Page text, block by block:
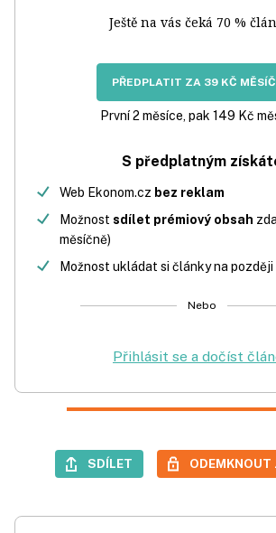
Ještě na vás čeká 70 %
PŘEDPLATIT ZA 39 KČ
První 2 měsíce, pak 149 Kč
S předplatným
Web Ekonom.cz bez reklam
Možnost sdílet prémiový obsah
měsíčně)
Možnost ukládat si články na později
Nebo
Přihlásit se a dočíst
SDÍLET ODEMKNOUT